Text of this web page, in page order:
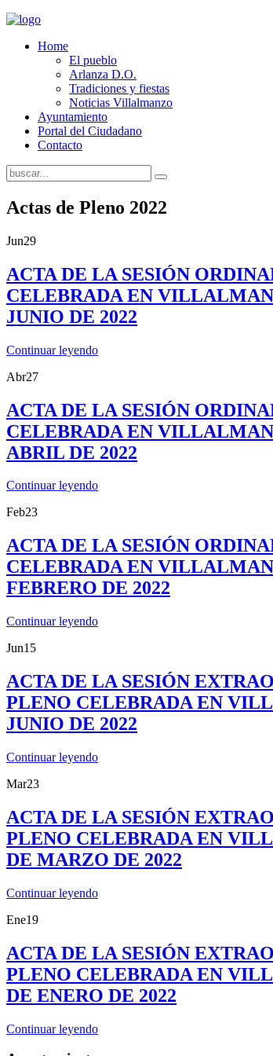
Home
El pueblo
Arlanza D.O.
Tradiciones y fiestas
Noticias Villalmanzo
Ayuntamiento
Portal del Ciudadano
Contacto
Actas de Pleno 2022
Jun29
ACTA DE LA SESIÓN
CELEBRADA EN
JUNIO DE 2022
Continuar leyendo
Abr27
ACTA DE LA SESIÓN
CELEBRADA EN
ABRIL DE 2022
Continuar leyendo
Feb23
ACTA DE LA SESIÓN
CELEBRADA EN
FEBRERO DE 2022
Continuar leyendo
Jun15
ACTA DE LA SESIÓN
PLENO CELEBRADA EN
JUNIO DE 2022
Continuar leyendo
Mar23
ACTA DE LA SESIÓN
PLENO CELEBRADA EN
DE MARZO DE 2022
Continuar leyendo
Ene19
ACTA DE LA SESIÓN
PLENO CELEBRADA EN
DE ENERO DE 2022
Continuar leyendo